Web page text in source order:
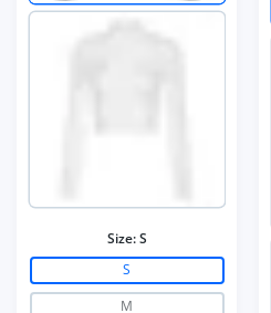
Size:S
S
M